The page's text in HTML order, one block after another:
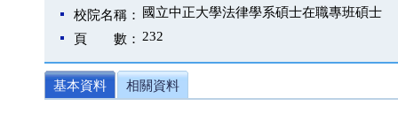
校院名稱：
國立中正大學法律學系碩士在職專班碩士
頁 數： 232
基本資料 相關資料